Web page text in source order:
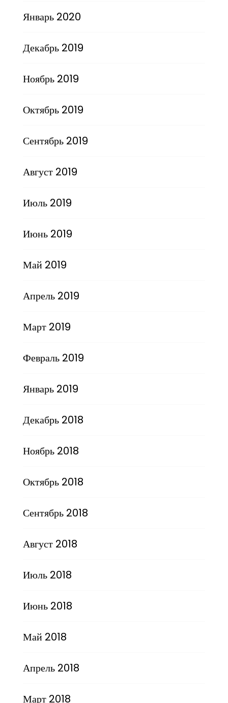
Январь 2020
Декабрь 2019
Ноябрь 2019
Октябрь 2019
Сентябрь 2019
Август 2019
Июль 2019
Июнь 2019
Май 2019
Апрель 2019
Март 2019
Февраль 2019
Январь 2019
Декабрь 2018
Ноябрь 2018
Октябрь 2018
Сентябрь 2018
Август 2018
Июль 2018
Июнь 2018
Май 2018
Апрель 2018
Март 2018